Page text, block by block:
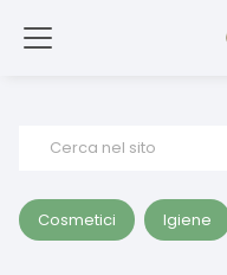
Cerca nel sito
Cosmetici Igiene